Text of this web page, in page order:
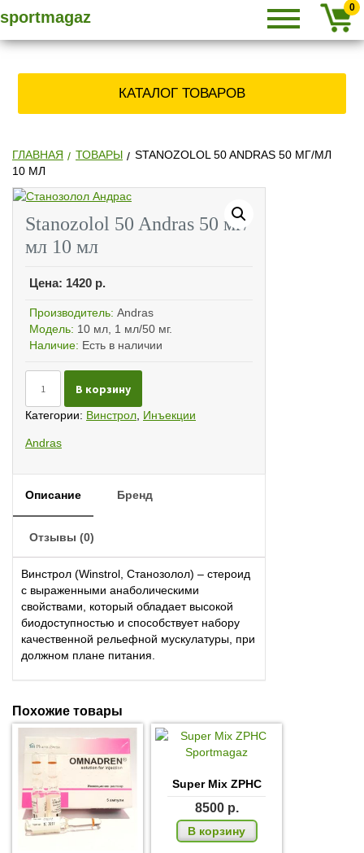
toSPORTMAGAZ
» КУПИТЬ
СТЕРОИДЫ,
ЗАКАЗАТЬ
АНАБОЛИКИ
ПО ПОЧТЕ
sportmagaz
0
КАТАЛОГ ТОВАРОВ
ГЛАВНАЯ ТОВАРЫ
STANOZOLOL 50 ANDRAS 50 МГ/МЛ
10 МЛ
Stanozolol 50 Andras 50 мг/
мл 10 мл
Цена: 1420 р.
Производитель: Andras
Модель: 10 мл, 1 мл/50 мг.
Наличие: Есть в наличии
Stanozolol
50
50
мл
10
В корзину
Категории: Винстрол Инъекции
Andras
Описание Бренд
Отзывы (0)
Винстрол (Winstrol, Станозолол) – стероид
с выраженными анаболическими
свойствами, который обладает высокой
биодоступностью и способствует набору
качественной рельефной мускулатуры, при
должном плане питания.
Похожие товары
Super Mix ZPHC
8500 р.
В корзину